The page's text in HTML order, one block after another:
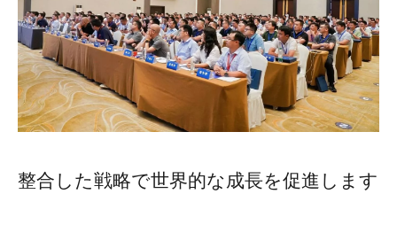
整合した戦略で世界的な成長を促進します